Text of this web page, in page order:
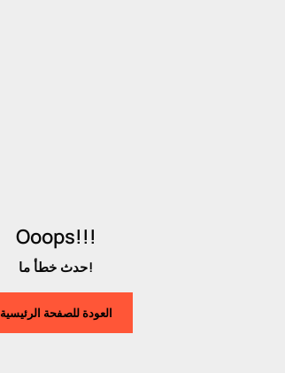
Ooops!!!
حدث خطأ ما!
العودة للصفحة الرئيسية